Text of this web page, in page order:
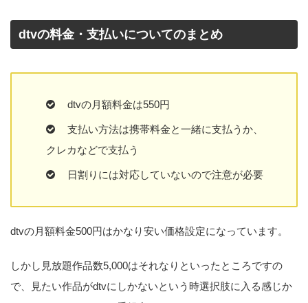
dtvの料金・支払いについてのまとめ
dtvの月額料金は550円
支払い方法は携帯料金と一緒に支払うか、
クレカなどで支払う
日割りには対応していないので注意が必要
dtvの月額料金500円はかなり安い価格設定になっています。
しかし見放題作品数5,000はそれなりといったところですの
で、見たい作品がdtvにしかないという時選択肢に入る感じか